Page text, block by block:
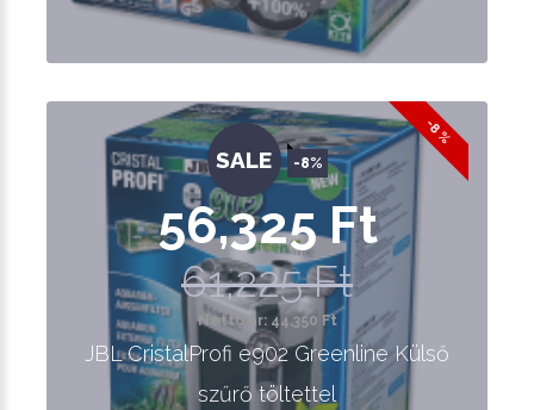
-8 %
SALE -8%
56,325 Ft
61,225 Ft
Nettó ár: 44,350 Ft
JBL CristalProfi e902 Greenline Külső
szűrő töltettel